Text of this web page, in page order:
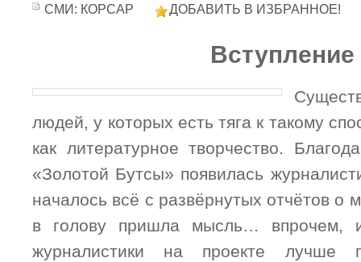
СМИ: КОРСАР ДОБАВИТЬ В ИЗБРАННОЕ!
Вступление
людей, у которых есть тяга к такому
как литературное творчество.
«Золотой Бутсы» появилась
началось всё с развёрнутых отчётов о
в голову пришла мысль… впрочем,
журналистики на проекте лучше